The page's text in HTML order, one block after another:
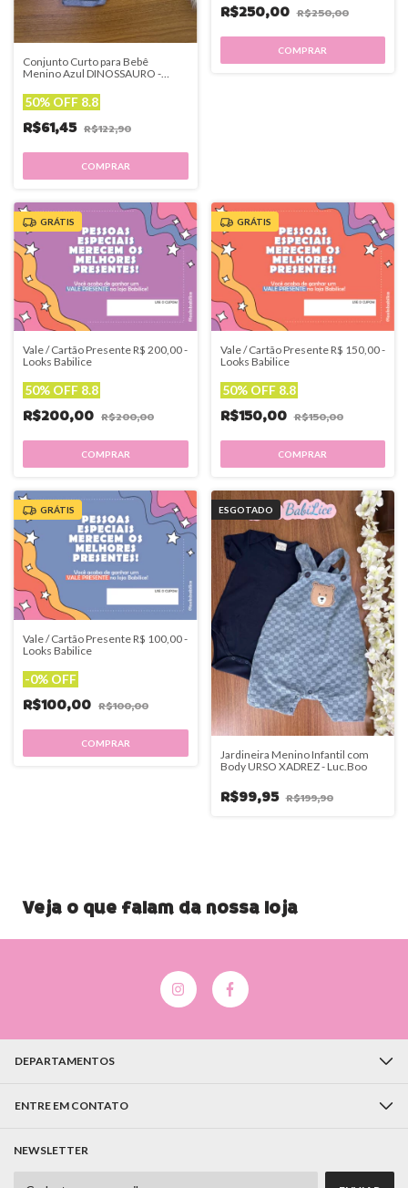
Conjunto Curto para Bebê
Menino Azul DINOSSAURO -
50% OFF 8.8
R$61,45 R$122,90
COMPRAR
R$250,00 R$250,00
GRÁTIS
Vale / Cartão Presente R$ 200,00 -
Looks Babilice
50% OFF 8.8
R$200,00 R$200,00
GRÁTIS
Vale / Cartão Presente R$ 150,00 -
Looks Babilice
50% OFF 8.8
R$150,00 R$150,00
GRÁTIS
Vale / Cartão Presente R$ 100,00 -
Looks Babilice
-0% OFF
R$100,00 R$100,00
ESGOTADO
Jardineira Menino Infantil com
Body URSO XADREZ - Luc.Boo
R$99,95 R$199,90
Veja o que falam da nossa loja
DEPARTAMENTOS
ENTRE EM CONTATO
NEWSLETTER